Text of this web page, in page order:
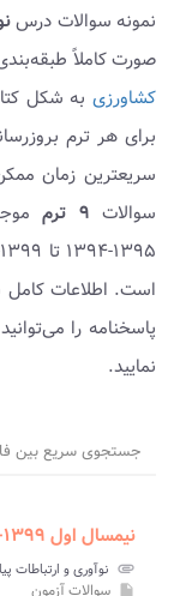
نمونه سوالات درس
صورت کاملاً
کشاورزی
برای هر ترم
سریعترین زمان
سوالات ۹ ترم
است. اطلاعات کامل
پاسخنامه را
نمایید.
جستجوی سریع بین
نیمسال اول ۱۳۹۹-۱۳۹۸
attachment نوآوری و ارتباطات
insert_drive_file سوالات آزمون